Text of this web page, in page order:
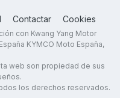
Contactar Cookies
con Kwang Yang Motor
KYMCO Moto España,
web son propiedad de sus
los derechos reservados.